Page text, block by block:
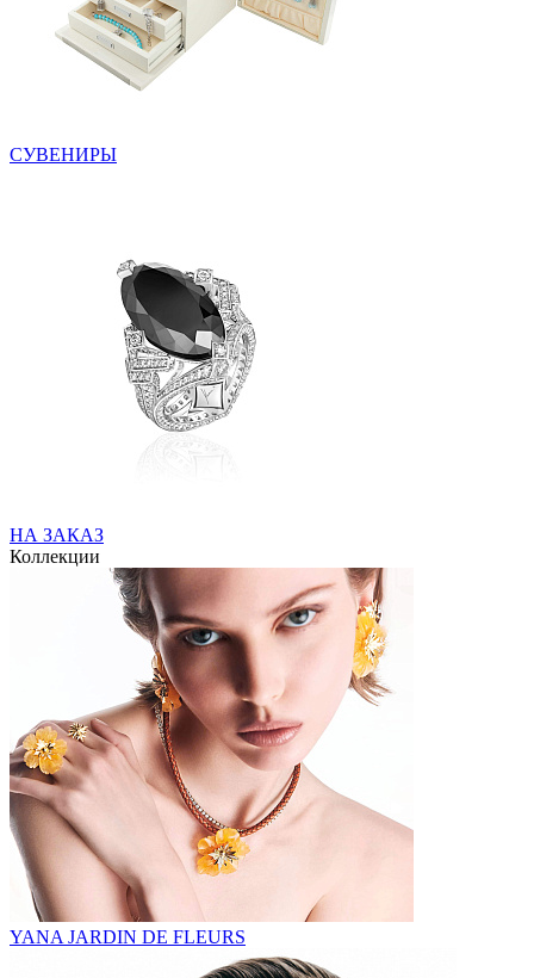
СУВЕНИРЫ
НА ЗАКАЗ
Коллекции
YANA JARDIN DE FLEURS